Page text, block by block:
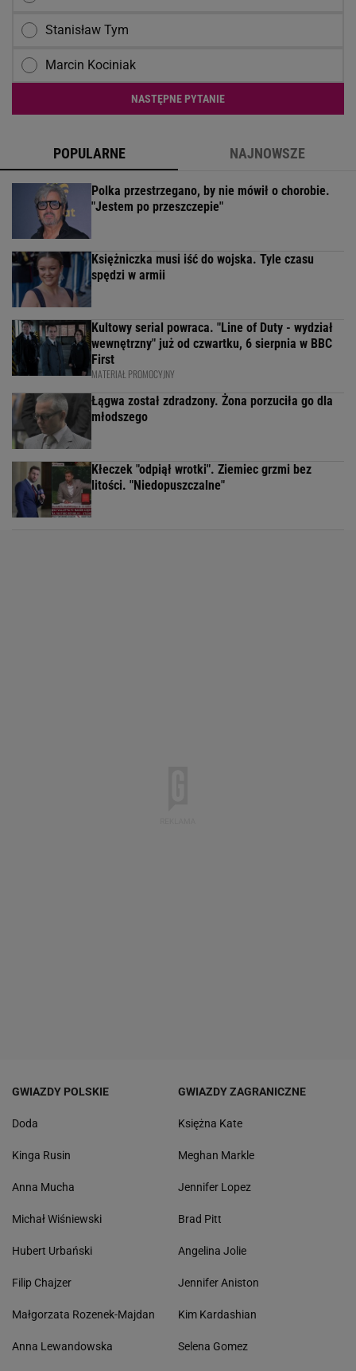
Stanisław Tym
Marcin Kociniak
NASTĘPNE PYTANIE
POPULARNE NAJNOWSZE
Polka przestrzegano, by nie mówił o chorobie.
"Jestem po przeszczepie"
Księżniczka musi iść do wojska. Tyle czasu
spędzi w armii
Kultowy serial powraca. "Line of Duty - wydział
wewnętrzny" już od czwartku, 6 sierpnia w BBC
First
MATERIAŁ PROMOCYJNY
Łągwa został zdradzony. Żona porzuciła go dla
młodszego
Kłeczek "odpiął wrotki". Ziemiec grzmi bez
litości. "Niedopuszczalne"
GWIAZDY POLSKIE
Doda
Kinga Rusin
Anna Mucha
Michał Wiśniewski
Hubert Urbański
Filip Chajzer
Małgorzata Rozenek-Majdan
Anna Lewandowska
GWIAZDY ZAGRANICZNE
Księżna Kate
Meghan Markle
Jennifer Lopez
Brad Pitt
Angelina Jolie
Jennifer Aniston
Kim Kardashian
Selena Gomez